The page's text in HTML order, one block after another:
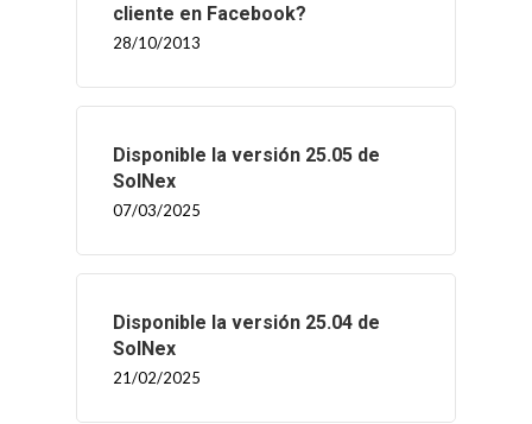
cliente en Facebook?
28/10/2013
Disponible la versión 25.05 de
SolNex
07/03/2025
Disponible la versión 25.04 de
SolNex
21/02/2025